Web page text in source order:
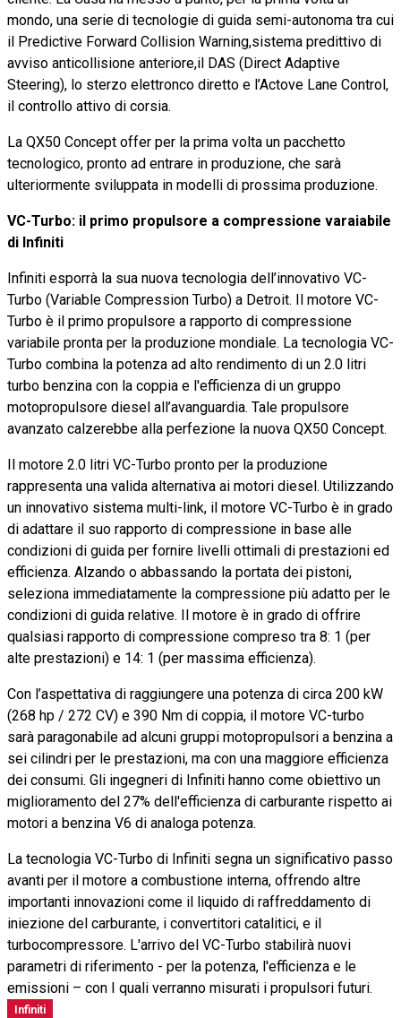
mondo, una serie di tecnologie di guida semi-autonoma tra cui
il Predictive Forward Collision Warning,sistema predittivo di
avviso anticollisione anteriore,il DAS (Direct Adaptive
Steering), lo sterzo elettronco diretto e l’Actove Lane Control,
il controllo attivo di corsia.
La QX50 Concept offer per la prima volta un pacchetto
tecnologico, pronto ad entrare in produzione, che sarà
ulteriormente sviluppata in modelli di prossima produzione.
VC-Turbo: il primo propulsore a compressione varaiabile
di Infiniti
Infiniti esporrà la sua nuova tecnologia dell’innovativo VC-
Turbo (Variable Compression Turbo) a Detroit. Il motore VC-
Turbo è il primo propulsore a rapporto di compressione
variabile pronta per la produzione mondiale. La tecnologia VC-
Turbo combina la potenza ad alto rendimento di un 2.0 litri
turbo benzina con la coppia e l'efficienza di un gruppo
motopropulsore diesel all’avanguardia. Tale propulsore
avanzato calzerebbe alla perfezione la nuova QX50 Concept.
Il motore 2.0 litri VC-Turbo pronto per la produzione
rappresenta una valida alternativa ai motori diesel. Utilizzando
un innovativo sistema multi-link, il motore VC-Turbo è in grado
di adattare il suo rapporto di compressione in base alle
condizioni di guida per fornire livelli ottimali di prestazioni ed
efficienza. Alzando o abbassando la portata dei pistoni,
seleziona immediatamente la compressione più adatto per le
condizioni di guida relative. Il motore è in grado di offrire
qualsiasi rapporto di compressione compreso tra 8: 1 (per
alte prestazioni) e 14: 1 (per massima efficienza).
Con l’aspettativa di raggiungere una potenza di circa 200 kW
(268 hp / 272 CV) e 390 Nm di coppia, il motore VC-turbo
sarà paragonabile ad alcuni gruppi motopropulsori a benzina a
sei cilindri per le prestazioni, ma con una maggiore efficienza
dei consumi. Gli ingegneri di Infiniti hanno come obiettivo un
miglioramento del 27% dell'efficienza di carburante rispetto ai
motori a benzina V6 di analoga potenza.
La tecnologia VC-Turbo di Infiniti segna un significativo passo
avanti per il motore a combustione interna, offrendo altre
importanti innovazioni come il liquido di raffreddamento di
iniezione del carburante, i convertitori catalitici, e il
turbocompressore. L'arrivo del VC-Turbo stabilirà nuovi
parametri di riferimento - per la potenza, l'efficienza e le
emissioni – con I quali verranno misurati i propulsori futuri.
Infiniti